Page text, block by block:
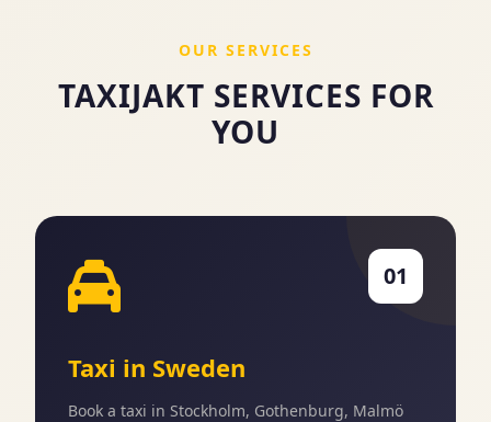
OUR SERVICES
TAXIJAKT SERVICES FOR
YOU
01
Taxi in Sweden
Book a taxi in Stockholm, Gothenburg, Malmö